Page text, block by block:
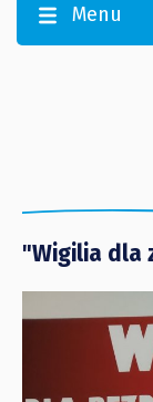
Menu
"Wigilia dla